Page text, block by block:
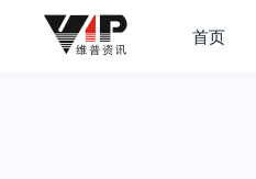
首页